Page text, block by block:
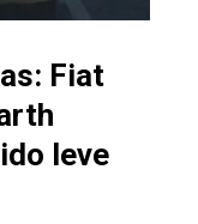
Fiat
leve